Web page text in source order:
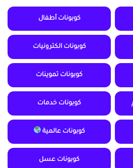
كوبونات أطفال
كوبونات الكترونيات
كوبونات تموينات
كوبونات خدمات
كوبونات عالمية
كوبونات عسل